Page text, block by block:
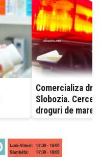
Comercializa
Slobozia.
droguri de mare